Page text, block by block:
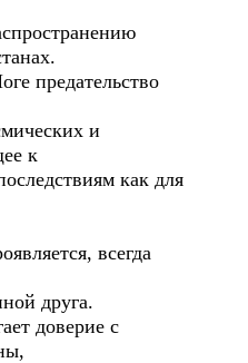
предательство
и
к
как для
всегда
друга.
доверие с